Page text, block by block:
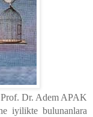
Prof. Dr. Adem APAK
iyilikte bulunanlara